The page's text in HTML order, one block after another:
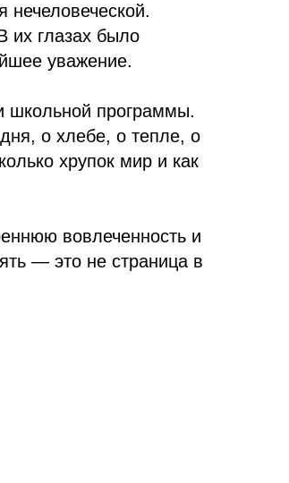
нечеловеческой.
их глазах было
уважение.
школьной программы.
о хлебе, о тепле, о
хрупок мир и как
вовлеченность и
— это не страница в